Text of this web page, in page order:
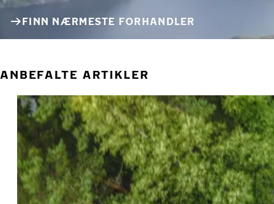
FINN NÆRMESTE FORHANDLER
ANBEFALTE ARTIKLER